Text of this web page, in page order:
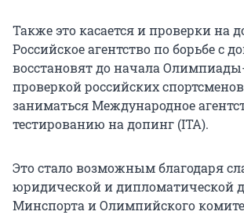
Также это касается и проверки на
Российское агентство по борьбе с
восстановят до начала
проверкой российских
заниматься Международное
тестированию на допинг (ITA).
Это стало возможным благодаря
юридической и дипломатической
Минспорта и Олимпийского